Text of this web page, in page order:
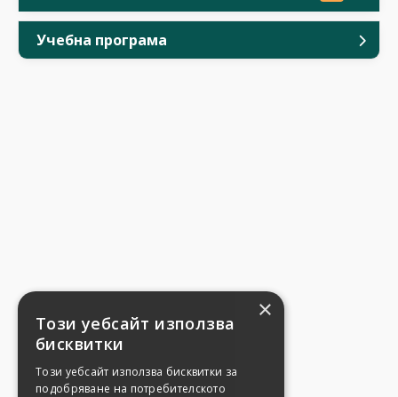
Учебна програма
×
Този уебсайт използва
бисквитки
Този уебсайт използва бисквитки за
подобряване на потребителското